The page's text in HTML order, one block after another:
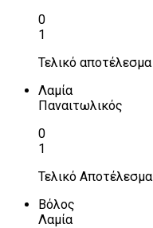
0
1
Τελικό αποτέλεσμα
Λαμία
Παναιτωλικός
0
1
Τελικό Αποτέλεσμα
Βόλος
Λαμία